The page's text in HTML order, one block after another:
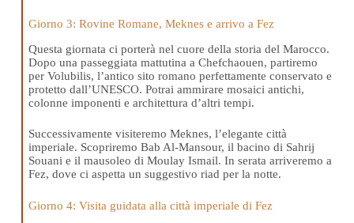
Giorno 3: Rovine Romane, Meknes e arrivo a Fez
Questa giornata ci porterà nel cuore della storia del Marocco.
Dopo una passeggiata mattutina a Chefchaouen, partiremo
per Volubilis, l’antico sito romano perfettamente conservato e
protetto dall’UNESCO. Potrai ammirare mosaici antichi,
colonne imponenti e architettura d’altri tempi.
Successivamente visiteremo Meknes, l’elegante città
imperiale. Scopriremo Bab Al-Mansour, il bacino di Sahrij
Souani e il mausoleo di Moulay Ismail. In serata arriveremo a
Fez, dove ci aspetta un suggestivo riad per la notte.
Giorno 4: Visita guidata alla città imperiale di Fez